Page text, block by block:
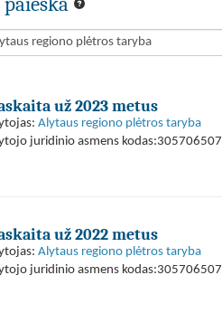
už 2023 metus
Alytaus regiono plėtros taryba
juridinio asmens kodas:305706507
už 2022 metus
Alytaus regiono plėtros taryba
juridinio asmens kodas:305706507